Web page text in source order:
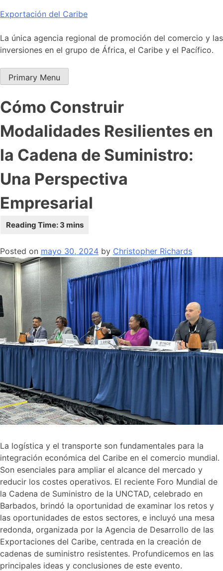
Skip
content
Exportación del Caribe
La única agencia regional de promoción del comercio y las
inversiones en el grupo de África, el Caribe y el Pacífico.
Primary Menu
Cómo Construir
Modalidades Resilientes en
la Cadena de Suministro:
Una Perspectiva
Empresarial
Posted on mayo 30, 2024 by Christopher Richards
La logística y el transporte son fundamentales para la
integración económica del Caribe en el comercio mundial.
Son esenciales para ampliar el alcance del mercado y
reducir los costes operativos. El reciente Foro Mundial de
la Cadena de Suministro de la UNCTAD, celebrado en
Barbados, brindó la oportunidad de examinar los retos y
las oportunidades de estos sectores, e incluyó una mesa
redonda, organizada por la Agencia de Desarrollo de las
Exportaciones del Caribe, centrada en la creación de
cadenas de suministro resistentes. Profundicemos en las
principales ideas y conclusiones de este evento.